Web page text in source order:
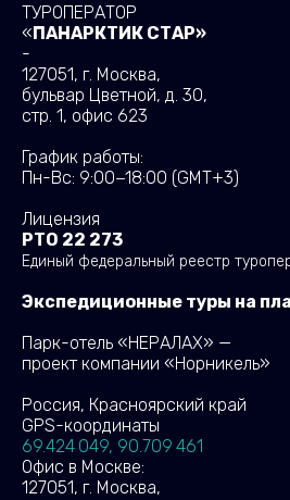
ТУРОПЕРАТОР
«ПАНАРКТИК СТАР»
-
127051, г. Москва,
бульвар Цветной, д. 30,
стр. 1, офис 623
График работы:
Пн-Вс: 9:00−18:00 (GMT+3)
Лицензия
РТО 22 273
Единый федеральный реестр
Экспедиционные туры на
Парк-отель «НЕРАЛАХ» —
проект компании «Норникель»
Россия, Красноярский край
GPS-координаты
69.424 049, 90.709 461
Офис в Москве:
127051, г. Москва,